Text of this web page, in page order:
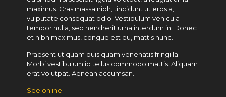
maximus. Cras massa nibh, tincidunt ut eros a,
vulputate consequat odio. Vestibulum vehicula
tempor nulla, sed hendrerit urna interdum in. Donec
et nibh maximus, congue est eu, mattis nunc.
Praesent ut quam quis quam venenatis fringilla.
Morbi vestibulum id tellus commodo mattis. Aliquam
erat volutpat. Aenean accumsan.
See online